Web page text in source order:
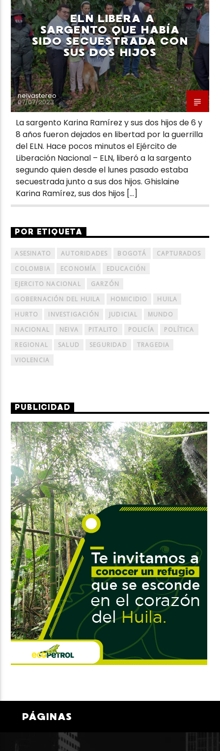
Neiva Estereo
ELN LIBERA A
SARGENTO QUE HABÍA
SIDO SECUESTRADA CON
SUS DOS HIJOS
neivastereo
07/07/2023
La sargento Karina Ramírez y sus dos hijos de 6 y
8 años fueron dejados en libertad por la guerrilla
del ELN. Hace pocos minutos el Ejército de
Liberación Nacional – ELN, liberó a la sargento
segundo quien desde el lunes pasado estaba
secuestrada junto a sus dos hijos. Ghislaine
Karina Ramírez, sus dos hijos […]
POR ETIQUETA
ASESINATO AUTORIDADES BOGOTÁ
CAPTURADOS
COLOMBIA
ECONOMÍA
EDUCACIÓN
EJERCITO NACIONAL
GARZÓN
GOBERNACIÓN DEL HUILA
HOMICIDIO
HUILA
HURTO
INVESTIGACIÓN JUDICIAL
MUNDO
NACIONAL
NEIVA PITALITO POLICÍA
POLÍTICA
REGIONAL
SALUD SEGURIDAD
TRAGEDIA
VIOLENCIA
PUBLICIDAD
PÁGINAS